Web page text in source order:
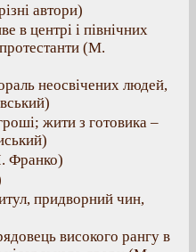
автори)
в центрі і північних
(М.
неосвічених людей,
жити з готовика –
Франко)
придворний чин,
високого рангу в